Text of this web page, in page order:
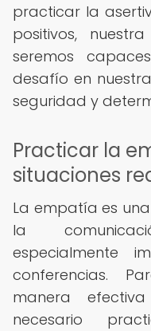
practicar la
positivos,
seremos
desafío en
seguridad y
Practicar la
situaciones
La empatía es
la
especialmente
conferencias.
manera
necesario